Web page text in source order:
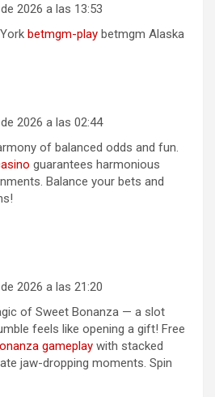
2026 a las 13:53
betmgm-play betmgm Alaska
2026 a las 02:44
of balanced odds and fun.
guarantees harmonious
Balance your bets and
2026 a las 21:20
of Sweet Bonanza — a slot
feels like opening a gift! Free
gameplay with stacked
jaw-dropping moments. Spin